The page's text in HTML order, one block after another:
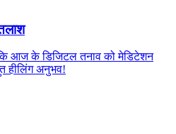
कि आज के डिजिटल तनाव को मेडिटेशन
हीलिंग अनुभव!